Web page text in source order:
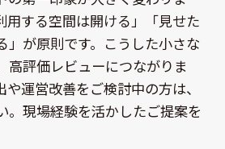
用する空間は開ける」「見せた
」が原則です。こうした小さな
高評価レビューにつながりま
運営改善をご検討中の方は、
。現場経験を活かしたご提案を